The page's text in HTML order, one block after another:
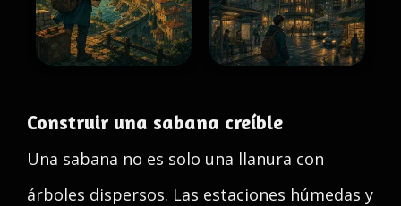
Construir una sabana creíble
Una sabana no es solo una llanura con
árboles dispersos. Las estaciones húmedas y